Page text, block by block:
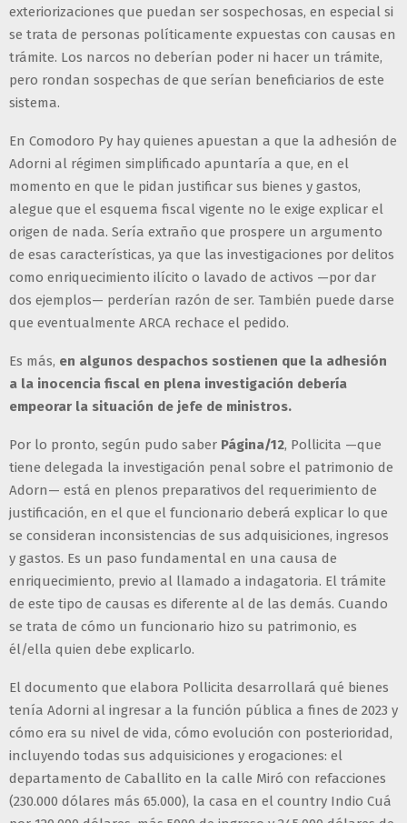
exteriorizaciones que puedan ser sospechosas, en especial si
se trata de personas políticamente expuestas con causas en
trámite. Los narcos no deberían poder ni hacer un trámite,
pero rondan sospechas de que serían beneficiarios de este
sistema.
En Comodoro Py hay quienes apuestan a que la adhesión de
Adorni al régimen simplificado apuntaría a que, en el
momento en que le pidan justificar sus bienes y gastos,
alegue que el esquema fiscal vigente no le exige explicar el
origen de nada. Sería extraño que prospere un argumento
de esas características, ya que las investigaciones por delitos
como enriquecimiento ilícito o lavado de activos —por dar
dos ejemplos— perderían razón de ser. También puede darse
que eventualmente ARCA rechace el pedido.
Es más, en algunos despachos sostienen que la adhesión
a la inocencia fiscal en plena investigación debería
empeorar la situación de jefe de ministros.
Por lo pronto, según pudo saber Página/12, Pollicita —que
tiene delegada la investigación penal sobre el patrimonio de
Adorn— está en plenos preparativos del requerimiento de
justificación, en el que el funcionario deberá explicar lo que
se consideran inconsistencias de sus adquisiciones, ingresos
y gastos. Es un paso fundamental en una causa de
enriquecimiento, previo al llamado a indagatoria. El trámite
de este tipo de causas es diferente al de las demás. Cuando
se trata de cómo un funcionario hizo su patrimonio, es
él/ella quien debe explicarlo.
El documento que elabora Pollicita desarrollará qué bienes
tenía Adorni al ingresar a la función pública a fines de 2023 y
cómo era su nivel de vida, cómo evolución con posterioridad,
incluyendo todas sus adquisiciones y erogaciones: el
departamento de Caballito en la calle Miró con refacciones
(230.000 dólares más 65.000), la casa en el country Indio Cuá